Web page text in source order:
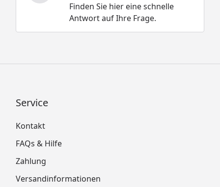
Finden Sie hier eine schnelle
Antwort auf Ihre Frage.
Service
Kontakt
FAQs & Hilfe
Zahlung
Versandinformationen